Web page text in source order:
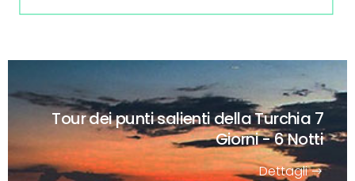
Tour dei punti salienti della Turchia 7
Giorni - 6 Notti
Dettagli